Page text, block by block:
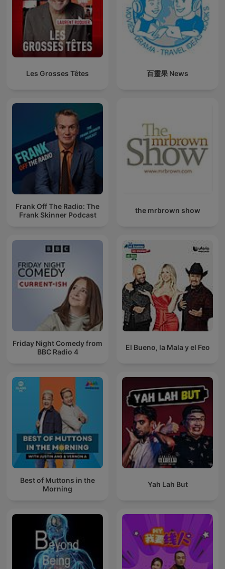
Les Grosses Têtes 百靈果 News
Frank Off The Radio: The
Frank Skinner Podcast
the mrbrown show
Friday Night Comedy from
BBC Radio 4
El Bueno, la Mala y el Feo
Best of Muttons in the
Morning
Yah Lah But